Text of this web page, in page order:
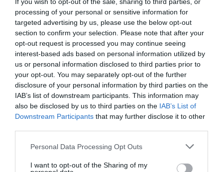
processing of your personal or sensitive information for
targeted advertising by us, please use the below opt-out
section to confirm your selection. Please note that after your
opt-out request is processed you may continue seeing
interest-based ads based on personal information utilized by
us or personal information disclosed to third parties prior to
your opt-out. You may separately opt-out of the further
disclosure of your personal information by third parties on the
IAB’s list of downstream participants. This information may
also be disclosed by us to third parties on the IAB’s List of
Downstream Participants that may further disclose it to other
Please note that this website/app uses one or more Google
not limited to your visit or usage behaviour. You may click to
Personal Data Processing Opt Outs
I want to opt-out of the Sharing of my
και άνθρωπος ανήσυχος»
ΟΛΕΣ ΟΙ ΕΙΔΗΣΕΙΣ →
διαβάστε ακόμη